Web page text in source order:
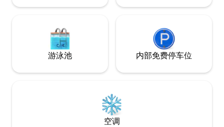
游泳池 内部免费停车位
空调